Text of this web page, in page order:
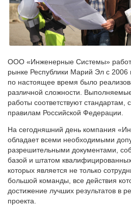
ООО «Инженерные Системы»
рынке Республики Марий Эл с
по настоящее время было
различной сложности.
работы соответствуют
правилам Российской Федерации.
На сегодняшний день компания
обладает всеми необходимыми
разрешительными документами,
базой и штатом
которых является не только
большой команды, все действия
достижение лучших результатов в
проекта.